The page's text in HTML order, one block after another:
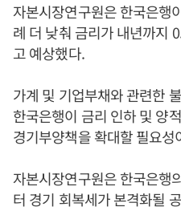
자본시장연구원은 한국은행
례 더 낮춰 금리가 내년까지
고 예상했다.
가계 및 기업부채와 관련한
한국은행이 금리 인하 및 양
경기부양책을 확대할 필요성
자본시장연구원은 한국은행
터 경기 회복세가 본격화될